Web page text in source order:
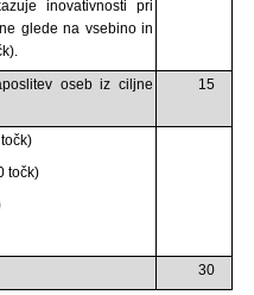
inovativnosti pri
glede na vsebino in
oseb iz ciljne
15
točk)
30